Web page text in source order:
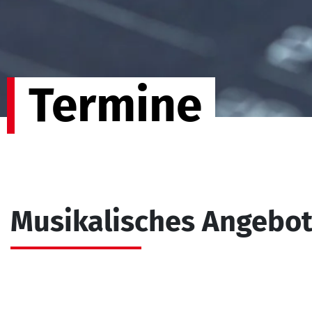
Termine
Musikalisches Angebot